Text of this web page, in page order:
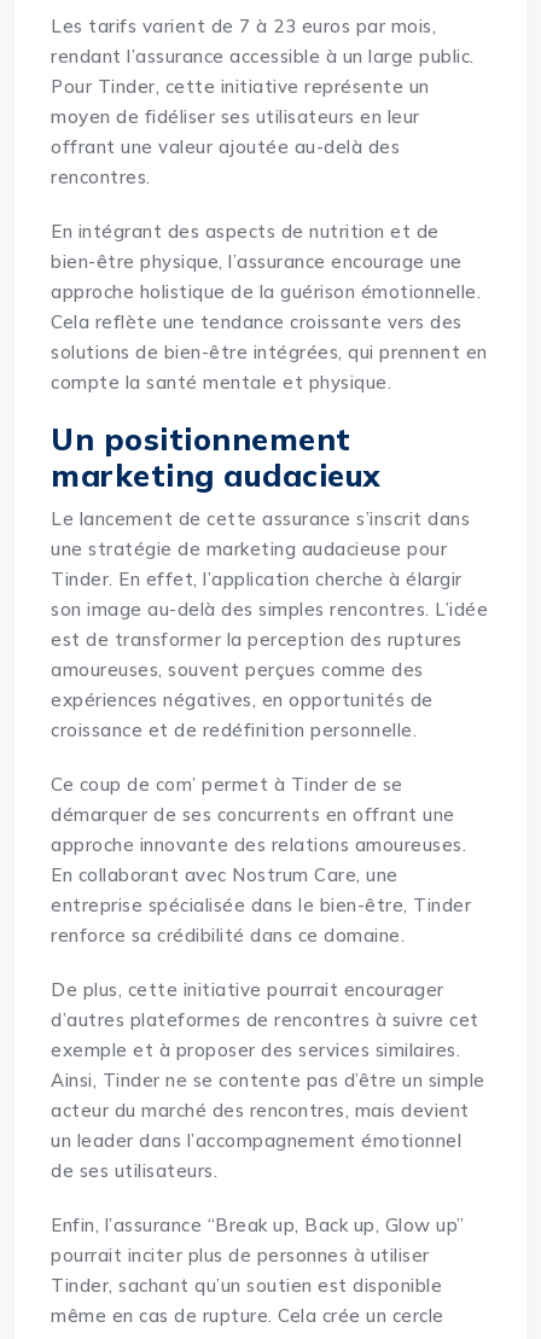
Les tarifs varient de 7 à 23 euros par mois,
rendant l’assurance accessible à un large public.
Pour Tinder, cette initiative représente un
moyen de fidéliser ses utilisateurs en leur
offrant une valeur ajoutée au-delà des
rencontres.
En intégrant des aspects de nutrition et de
bien-être physique, l’assurance encourage une
approche holistique de la guérison émotionnelle.
Cela reflète une tendance croissante vers des
solutions de bien-être intégrées, qui prennent en
compte la santé mentale et physique.
Un positionnement
marketing audacieux
Le lancement de cette assurance s’inscrit dans
une stratégie de marketing audacieuse pour
Tinder. En effet, l’application cherche à élargir
son image au-delà des simples rencontres. L’idée
est de transformer la perception des ruptures
amoureuses, souvent perçues comme des
expériences négatives, en opportunités de
croissance et de redéfinition personnelle.
Ce coup de com’ permet à Tinder de se
démarquer de ses concurrents en offrant une
approche innovante des relations amoureuses.
En collaborant avec Nostrum Care, une
entreprise spécialisée dans le bien-être, Tinder
renforce sa crédibilité dans ce domaine.
De plus, cette initiative pourrait encourager
d’autres plateformes de rencontres à suivre cet
exemple et à proposer des services similaires.
Ainsi, Tinder ne se contente pas d’être un simple
acteur du marché des rencontres, mais devient
un leader dans l’accompagnement émotionnel
de ses utilisateurs.
Enfin, l’assurance “Break up, Back up, Glow up”
pourrait inciter plus de personnes à utiliser
Tinder, sachant qu’un soutien est disponible
même en cas de rupture. Cela crée un cercle